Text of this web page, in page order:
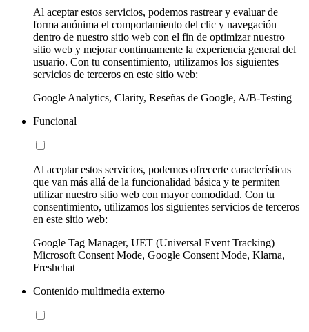
Al aceptar estos servicios, podemos rastrear y evaluar de
forma anónima el comportamiento del clic y navegación
dentro de nuestro sitio web con el fin de optimizar nuestro
sitio web y mejorar continuamente la experiencia general del
usuario. Con tu consentimiento, utilizamos los siguientes
servicios de terceros en este sitio web:
Google Analytics, Clarity, Reseñas de Google, A/B-Testing
Funcional
Al aceptar estos servicios, podemos ofrecerte características
que van más allá de la funcionalidad básica y te permiten
utilizar nuestro sitio web con mayor comodidad. Con tu
consentimiento, utilizamos los siguientes servicios de terceros
en este sitio web:
Google Tag Manager, UET (Universal Event Tracking)
Microsoft Consent Mode, Google Consent Mode, Klarna,
Freshchat
Contenido multimedia externo